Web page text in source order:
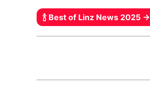
🍾 Best of Linz News 2025 →